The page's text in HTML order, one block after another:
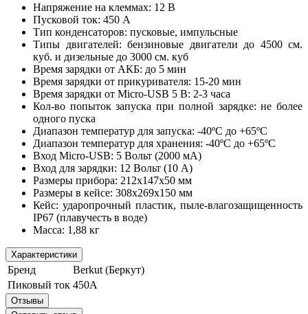
Напряжение на клеммах: 12 В
Пусковой ток: 450 А
Тип конденсаторов: пусковые, импульсные
Типы двигателей: бензиновые двигатели до 4500 см.
куб. и дизельные до 3000 см. куб
Время зарядки от АКБ: до 5 мин
Время зарядки от прикуривателя: 15-20 мин
Время зарядки от Micro-USB 5 В: 2-3 часа
Кол-во попыток запуска при полной зарядке: не более
одного пуска
Диапазон температур для запуска: -40ºС до +65ºС
Диапазон температур для хранения: -40ºС до +65ºС
Вход Micro-USB: 5 Вольт (2000 мА)
Вход для зарядки: 12 Вольт (10 A)
Размеры прибора: 212x147x50 мм
Размеры в кейсе: 308x269x150 мм
Кейс: ударопрочный пластик, пыле-влагозащищенность
IP67 (плавучесть в воде)
Масса: 1,88 кг
Характеристики
Бренд
Berkut (Беркут)
Пиковый ток 450А
Отзывы